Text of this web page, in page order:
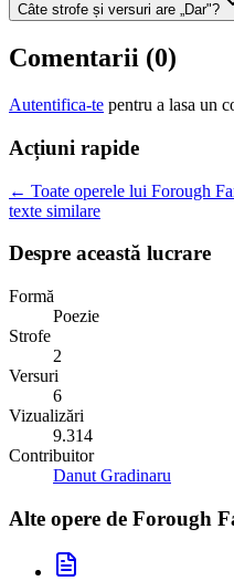
Câte strofe și versuri are „Dar"?
Comentarii (0)
Autentifica-te pentru a lasa un
Acțiuni rapide
← Toate operele lui Forough
texte similare
Despre această lucrare
Formă
Poezie
Strofe
2
Versuri
6
Vizualizări
9.314
Contribuitor
Danut Gradinaru
Alte opere de Forough